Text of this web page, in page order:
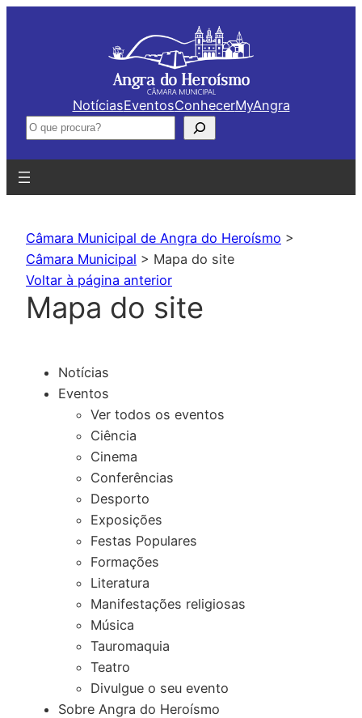
NotíciasEventosConhecerMyAngra
Pesquisar
Câmara Municipal de Angra do Heroísmo >
Câmara Municipal > Mapa do site
Voltar à página anterior
Mapa do site
Notícias
Eventos
Ver todos os eventos
Ciência
Cinema
Conferências
Desporto
Exposições
Festas Populares
Formações
Literatura
Manifestações religiosas
Música
Tauromaquia
Teatro
Divulgue o seu evento
Sobre Angra do Heroísmo